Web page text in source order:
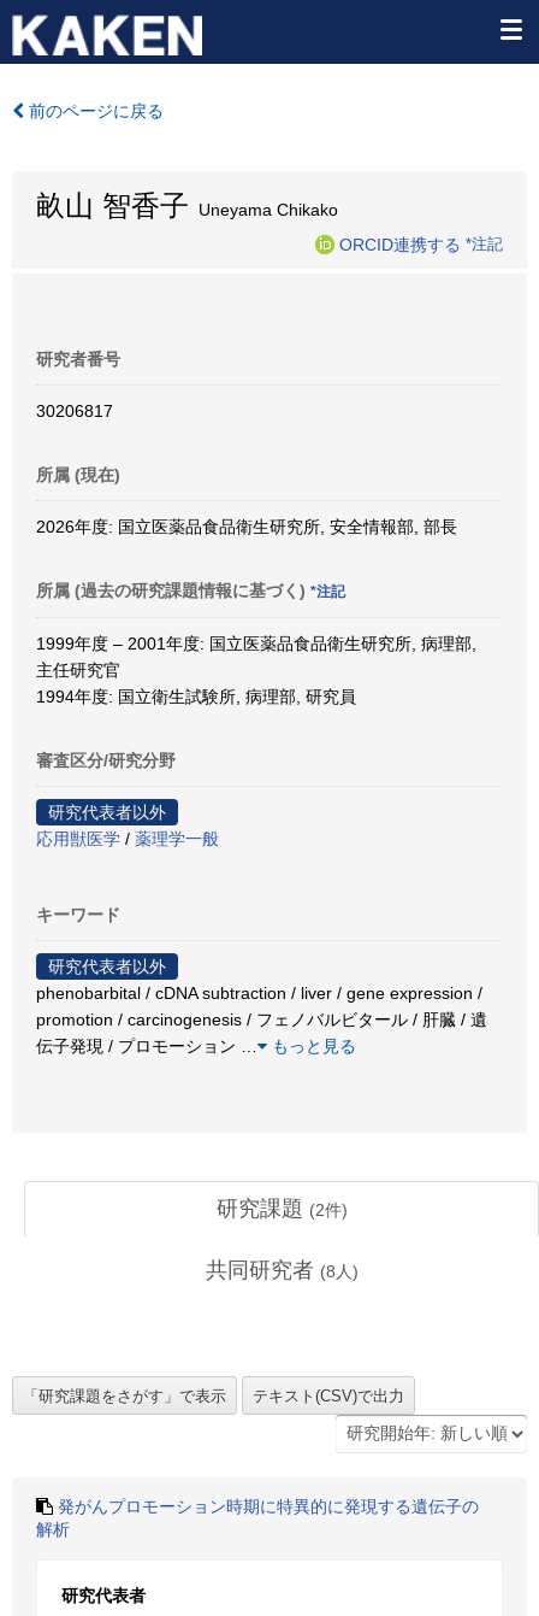
前のページに戻る
畝山 智香子 Uneyama Chikako
ORCID連携する *注記
研究者番号
30206817
所属 (現在)
2026年度: 国立医薬品食品衛生研究所, 安全情報部, 部長
所属 (過去の研究課題情報に基づく) *注記
1999年度 – 2001年度: 国立医薬品食品衛生研究所, 病理部,
主任研究官
1994年度: 国立衛生試験所, 病理部, 研究員
審査区分/研究分野
研究代表者以外
応用獣医学 / 薬理学一般
キーワード
研究代表者以外
phenobarbital / cDNA subtraction / liver / gene expression /
promotion / carcinogenesis / フェノバルビタール / 肝臓 / 遺
伝子発現 / プロモーション
もっと見る
研究課題 (2件)
共同研究者 (8 人)
発がんプロモーション時期に特異的に発現する遺伝子の
解析
研究代表者